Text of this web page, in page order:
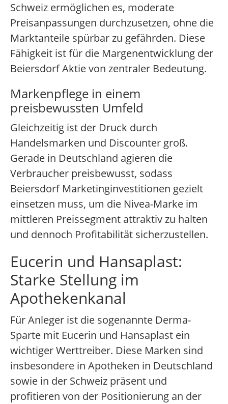
Schweiz ermöglichen es, moderate
Preisanpassungen durchzusetzen, ohne die
Marktanteile spürbar zu gefährden. Diese
Fähigkeit ist für die Margenentwicklung der
Beiersdorf Aktie von zentraler Bedeutung.
Markenpflege in einem
preisbewussten Umfeld
Gleichzeitig ist der Druck durch
Handelsmarken und Discounter groß.
Gerade in Deutschland agieren die
Verbraucher preisbewusst, sodass
Beiersdorf Marketinginvestitionen gezielt
einsetzen muss, um die Nivea-Marke im
mittleren Preissegment attraktiv zu halten
und dennoch Profitabilität sicherzustellen.
Eucerin und Hansaplast:
Starke Stellung im
Apothekenkanal
Für Anleger ist die sogenannte Derma-
Sparte mit Eucerin und Hansaplast ein
wichtiger Werttreiber. Diese Marken sind
insbesondere in Apotheken in Deutschland
sowie in der Schweiz präsent und
profitieren von der Positionierung an der